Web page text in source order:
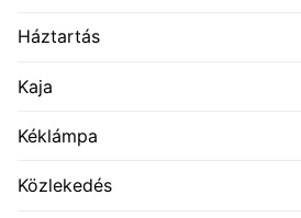
Háztartás
Kaja
Kéklámpa
Közlekedés